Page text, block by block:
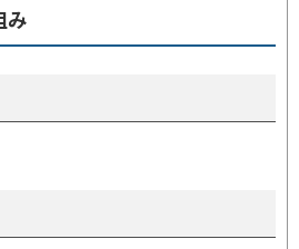
み